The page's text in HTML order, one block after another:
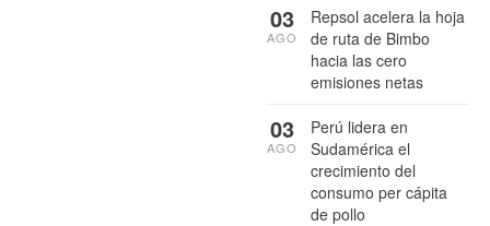
Repsol acelera la hoja
de ruta de Bimbo
hacia las cero
emisiones netas
03
AGO
Perú lidera en
Sudamérica el
crecimiento del
consumo per cápita
de pollo
03
AGO